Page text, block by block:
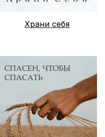
Храни себя